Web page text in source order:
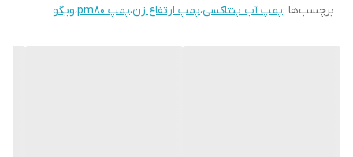
برچسب‌ها :پمپ آب پنتاکسی،پمپ ارتفاع زن،پمپ pm80 ،ویگو